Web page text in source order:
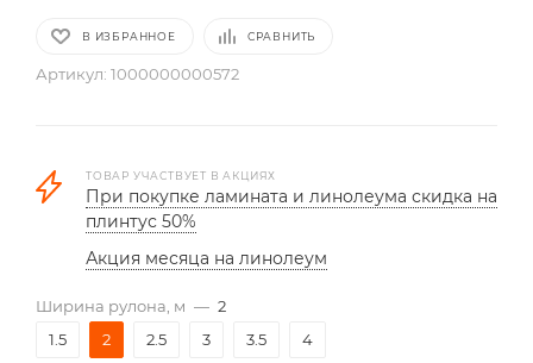
В ИЗБРАННОЕ СРАВНИТЬ
Артикул: 1000000000572
ТОВАР УЧАСТВУЕТ В АКЦИЯХ
При покупке ламината и линолеума скидка на
плинтус 50%
Акция месяца на линолеум
Ширина рулона, м — 2
1.5
2 2.5 3 3.5 4